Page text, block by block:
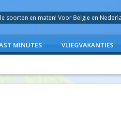
soorten en maten! Voor Belgie en
MINUTES VLIEGVAKANTIES